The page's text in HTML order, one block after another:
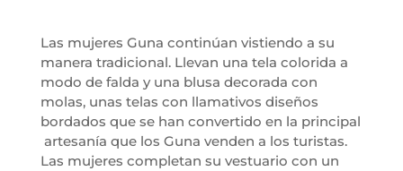
Las mujeres Guna continúan vistiendo a su
manera tradicional. Llevan una tela colorida a
modo de falda y una blusa decorada con
molas, unas telas con llamativos diseños
bordados que se han convertido en la principal
artesanía que los Guna venden a los turistas.
Las mujeres completan su vestuario con un